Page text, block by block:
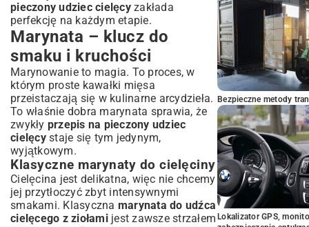
pieczony udziec cielęcyzakłada
perfekcję na każdym etapie.
Marynata – klucz do
smaku i kruchości
Marynowanie to magia. To proces, w
którym proste kawałki mięsa
przeistaczają się w kulinarne arcydzieła.
To właśnie dobra marynata sprawia, że
zwykły przepis na pieczony udziec
cielęcystaje się tym jedynym,
wyjątkowym.
Klasyczne marynaty do cielęciny
Cielęcina jest delikatna, więc nie chcemy
jej przytłoczyć zbyt intensywnymi
smakami. Klasyczna marynata do udźca
cielęcego z ziołamijest zawsze strzałem
Bezpieczne metody
Lokalizator GPS,